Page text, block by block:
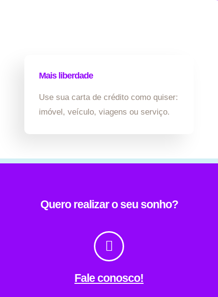
Mais liberdade
Use sua carta de crédito como quiser:
imóvel, veículo, viagens ou serviço.
Quero realizar o seu sonho?
Fale conosco!